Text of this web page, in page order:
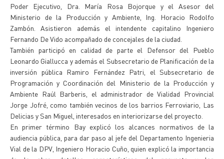
Poder Ejecutivo, Dra. María Rosa Bojorque y el Asesor del
Ministerio de la Producción y Ambiente, Ing. Horacio Rodolfo
Zambón. Asistieron además el intendente capitalino Ingeniero
Fernando De Vido acompañado de concejales de la ciudad.
También participó en calidad de parte el Defensor del Pueblo
Leonardo Giallucca y además el Subsecretario de Planificación de la
inversión pública Ramiro Fernández Patri, el Subsecretario de
Programación y Coordinación del Ministerio de la Producción y
Ambiente Raúl Barberis, el administrador de Vialidad Provincial
Jorge Jofré, como también vecinos de los barrios Ferroviario, Las
Delicias y San Miguel, interesados en interiorizarse del proyecto.
En primer término Bay explicó los alcances normativos de la
audiencia pública, para dar paso al jefe del Departamento Ingenieria
Vial de la DPV, Ingeniero Horacio Cuño, quien explicó la importancia